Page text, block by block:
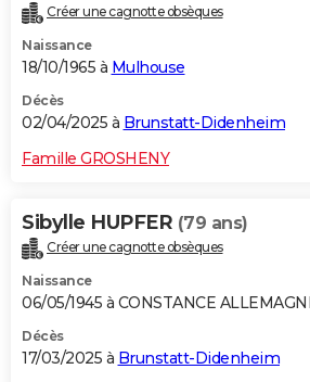
Créer une cagnotte obsèques
Naissance
18/10/1965 à Mulhouse
Décès
02/04/2025 à Brunstatt-Didenheim
Famille GROSHENY
Sibylle HUPFER (79 ans)
Créer une cagnotte obsèques
Naissance
06/05/1945 à CONSTANCE
Décès
17/03/2025 à Brunstatt-Didenheim